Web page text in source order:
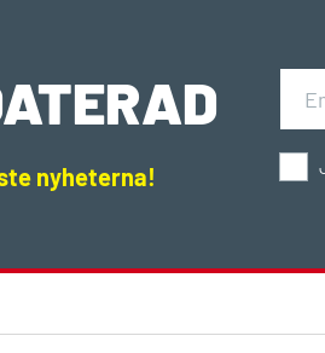
nyheterna!